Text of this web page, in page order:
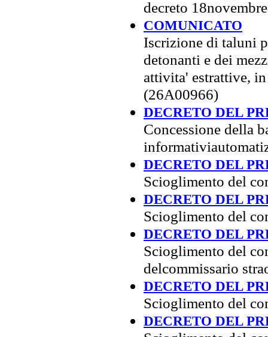
decreto
COMUNICATO
Iscrizione di taluni
detonanti e dei
attivita' estrattive,
(26A00966)
DECRETO DEL
Concessione della
DECRETO DEL
Scioglimento del
DECRETO DEL
Scioglimento del
DECRETO DEL
Scioglimento del
delcommissario
DECRETO DEL
Scioglimento del
DECRETO DEL